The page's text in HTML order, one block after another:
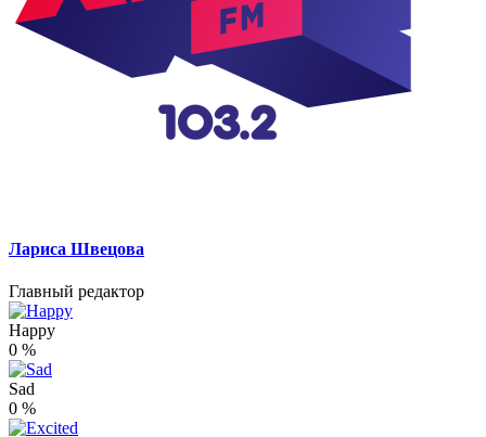
Лариса Швецова
Главный редактор
Happy
0 %
Sad
0 %